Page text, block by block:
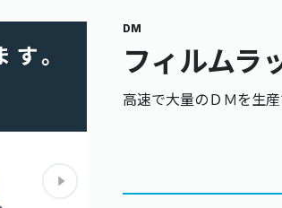
DM
フィルムラ
高速で大量のＤＭを生産